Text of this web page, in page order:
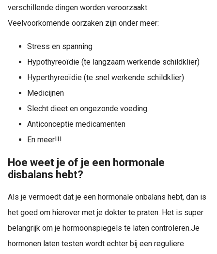
verschillende dingen worden veroorzaakt.
Veelvoorkomende oorzaken zijn onder meer:
Stress en spanning
Hypothyreoïdie (te langzaam werkende schildklier)
Hyperthyreoïdie (te snel werkende schildklier)
Medicijnen
Slecht dieet en ongezonde voeding
Anticonceptie medicamenten
En meer!!!
Hoe weet je of je een hormonale
disbalans hebt?
Als je vermoedt dat je een hormonale onbalans hebt, dan is
het goed om hierover met je dokter te praten. Het is super
belangrijk om je hormoonspiegels te laten controleren.Je
hormonen laten testen wordt echter bij een reguliere